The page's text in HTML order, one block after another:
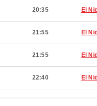
20:35 El
21:55 El
21:55 El
22:40 El